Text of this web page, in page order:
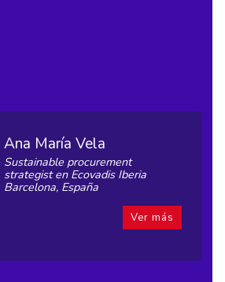
Ana María Vela
Sustainable procurement
strategist en Ecovadis Iberia
Barcelona, España
Ver más